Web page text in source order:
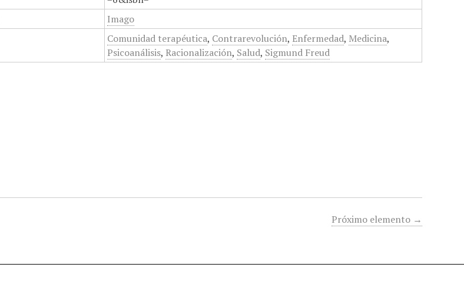
Imago
Comunidad terapéutica, Contrarevolución, Enfermedad, Medicina,
Psicoanálisis, Racionalización, Salud, Sigmund Freud
Próximo elemento →